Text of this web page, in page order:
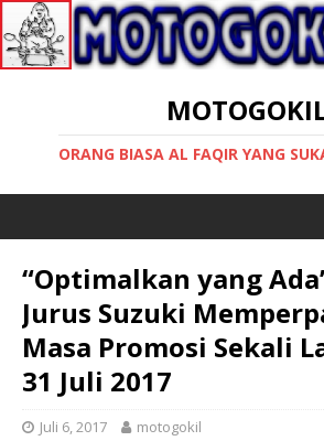
ORANG BIASA AL FAQIR YANG
“Optimalkan yang
Jurus Suzuki
Masa Promosi Sekali
31 Juli 2017
Juli 6, 2017 motogokil